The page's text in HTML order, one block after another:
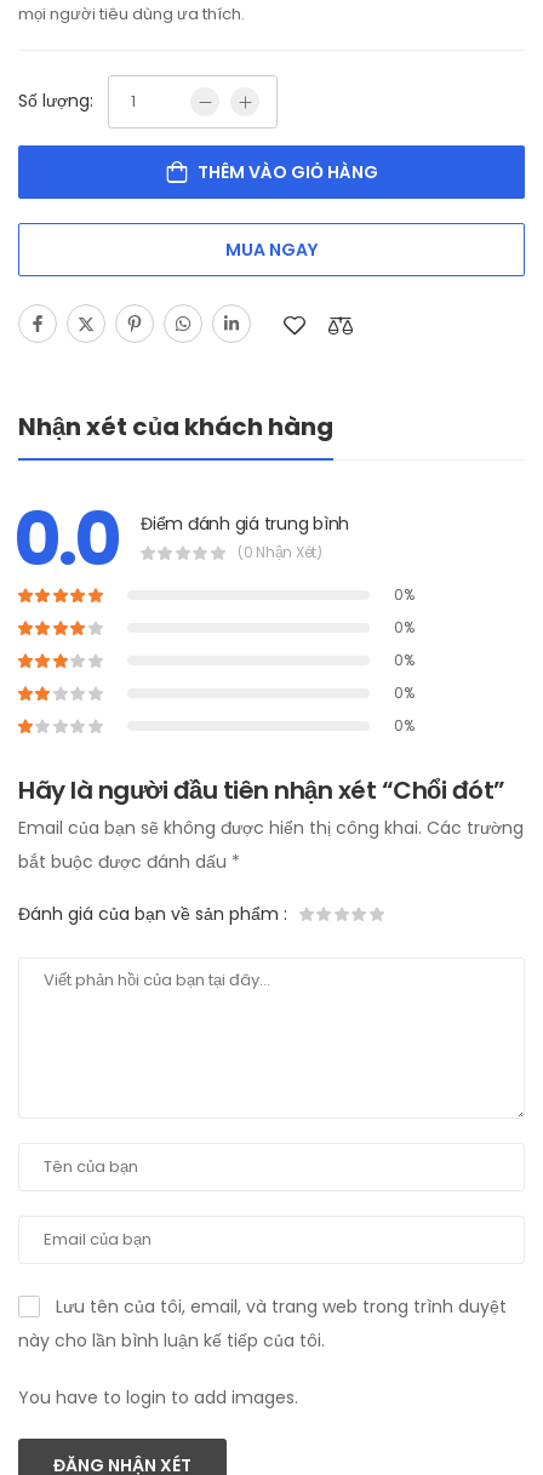
mọi người tiêu dùng ưa thích.
Số lượng:
THÊM VÀO GIỎ HÀNG
MUA NGAY
Nhận xét của khách hàng
0.0 Điểm đánh giá trung bình
(0 Nhận Xét)
0%
0%
0%
0%
0%
Hãy là người đầu tiên nhận xét “Chổi đót”
Email của bạn sẽ không được hiển thị công khai. Các trường
bắt buộc được đánh dấu *
Đánh giá của bạn về sản phẩm :
Lưu tên của tôi, email, và trang web trong trình duyệt
này cho lần bình luận kế tiếp của tôi.
You have to login to add images.
ĐĂNG NHẬN XÉT